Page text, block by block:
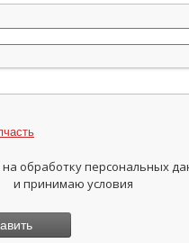
на обработку персональных
и принимаю условия